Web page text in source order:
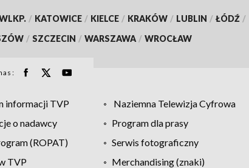
/ KATOWICE / KIELCE / KRAKÓW / LUBLIN / ŁÓDŹ /
/ SZCZECIN / WARSZAWA / WROCŁAW
informacji TVP Naziemna Telewizja Cyfrowa
o nadawcy
Program dla prasy
(ROPAT)
Serwis fotograficzny
TVP
Merchandising (znaki)